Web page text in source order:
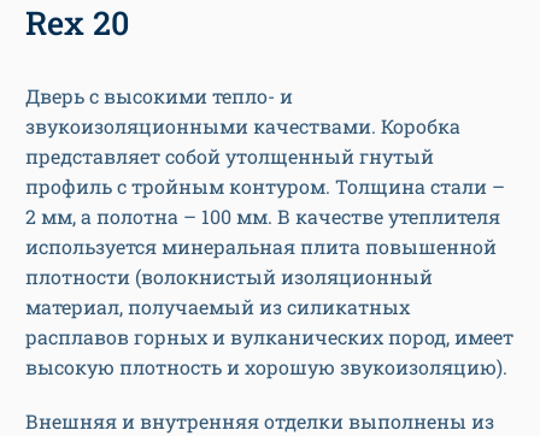
Rex 20
Дверь с высокими тепло- и
звукоизоляционными качествами. Коробка
представляет собой утолщенный гнутый
профиль с тройным контуром. Толщина стали –
2 мм, а полотна – 100 мм. В качестве утеплителя
используется минеральная плита повышенной
плотности (волокнистый изоляционный
материал, получаемый из силикатных
расплавов горных и вулканических пород, имеет
высокую плотность и хорошую звукоизоляцию).
Внешняя и внутренняя отделки выполнены из